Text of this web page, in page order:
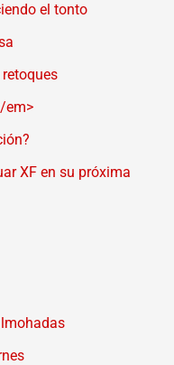
el tonto
em>
XF en su próxima